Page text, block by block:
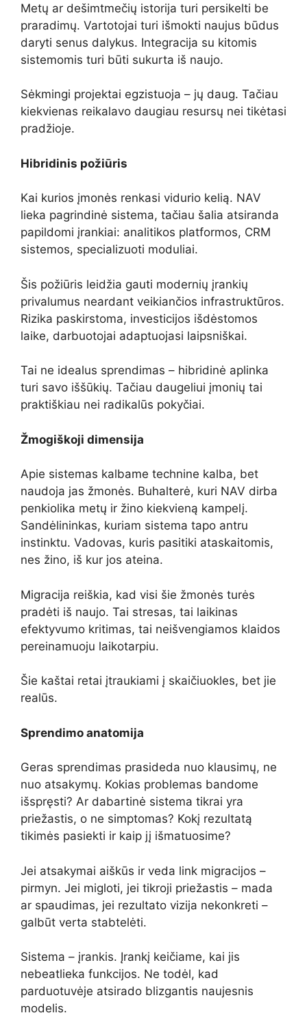
Metų ar dešimtmečių istorija turi persikelti be
praradimų. Vartotojai turi išmokti naujus būdus
daryti senus dalykus. Integracija su kitomis
sistemomis turi būti sukurta iš naujo.
Sėkmingi projektai egzistuoja – jų daug. Tačiau
kiekvienas reikalavo daugiau resursų nei tikėtasi
pradžioje.
Hibridinis požiūris
Kai kurios įmonės renkasi vidurio kelią. NAV
lieka pagrindinė sistema, tačiau šalia atsiranda
papildomi įrankiai: analitikos platformos, CRM
sistemos, specializuoti moduliai.
Šis požiūris leidžia gauti modernių įrankių
privalumus neardant veikiančios infrastruktūros.
Rizika paskirstoma, investicijos išdėstomos
laike, darbuotojai adaptuojasi laipsniškai.
Tai ne idealus sprendimas – hibridinė aplinka
turi savo iššūkių. Tačiau daugeliui įmonių tai
praktiškiau nei radikalūs pokyčiai.
Žmogiškoji dimensija
Apie sistemas kalbame technine kalba, bet
naudoja jas žmonės. Buhalterė, kuri NAV dirba
penkiolika metų ir žino kiekvieną kampelį.
Sandėlininkas, kuriam sistema tapo antru
instinktu. Vadovas, kuris pasitiki ataskaitomis,
nes žino, iš kur jos ateina.
Migracija reiškia, kad visi šie žmonės turės
pradėti iš naujo. Tai stresas, tai laikinas
efektyvumo kritimas, tai neišvengiamos klaidos
pereinamuoju laikotarpiu.
Šie kaštai retai įtraukiami į skaičiuokles, bet jie
realūs.
Sprendimo anatomija
Geras sprendimas prasideda nuo klausimų, ne
nuo atsakymų. Kokias problemas bandome
išspręsti? Ar dabartinė sistema tikrai yra
priežastis, o ne simptomas? Kokį rezultatą
tikimės pasiekti ir kaip jį išmatuosime?
Jei atsakymai aiškūs ir veda link migracijos –
pirmyn. Jei migloti, jei tikroji priežastis – mada
ar spaudimas, jei rezultato vizija nekonkreti –
galbūt verta stabtelėti.
Sistema – įrankis. Įrankį keičiame, kai jis
nebeatlieka funkcijos. Ne todėl, kad
parduotuvėje atsirado blizgantis naujesnis
modelis.